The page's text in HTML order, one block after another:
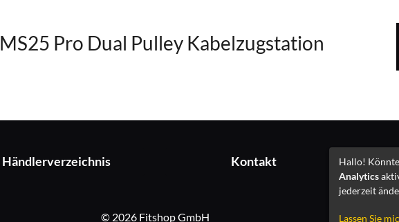
Pro Dual Pulley Kabelzugstation
Händlerverzeichnis Kontakt
© 2026 Fitshop GmbH
Hallo!
Analytics
jederzeit
Lassen Sie